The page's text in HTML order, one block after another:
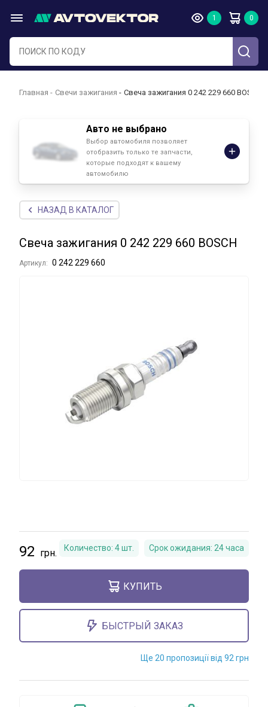
Главная Свечи зажигания Свеча зажигания 0 242 229 660 BOSCH
Авто не выбрано
Выбор автомобиля позволяет
отобразить только те запчасти,
которые подходят к вашему
автомобилю
НАЗАД В КАТАЛОГ
Свеча зажигания 0 242 229 660 BOSCH
Артикул: 0 242 229 660
92 Количество:4шт. Срок ожидания: 24 часа
КУПИТЬ
БЫСТРЫЙ ЗАКАЗ
Ще 20 пропозиції від 92 грн